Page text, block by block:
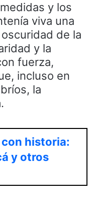
y los
viva una
de la
y la
fuerza,
incluso en
la
con historia:
y otros